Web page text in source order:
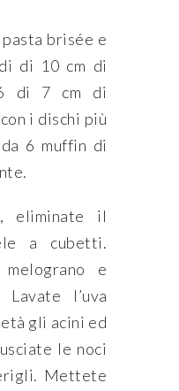
brisée e
di 10 cm di
di 7 cm di
i dischi più
6 muffin di
eliminate il
a cubetti.
e
l’uva
gli acini ed
le noci
Mettete